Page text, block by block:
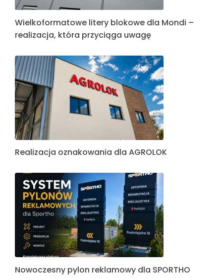
Wielkoformatowe litery blokowe dla Mondi –
realizacja, która przyciąga uwagę
Realizacja oznakowania dla AGROLOK
Nowoczesny pylon reklamowy dla SPORTHO